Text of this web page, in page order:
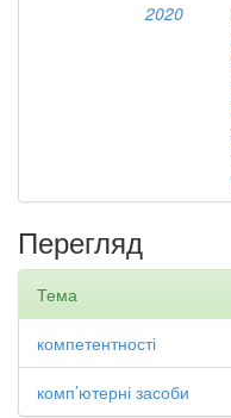
2020
Перегляд
Тема
компетентності
комп’ютерні засоби